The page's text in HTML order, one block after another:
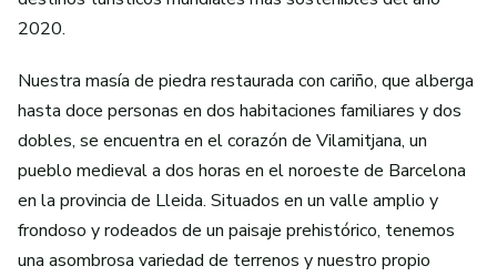
2020.
Nuestra masía de piedra restaurada con cariño, que alberga
hasta doce personas en dos habitaciones familiares y dos
dobles, se encuentra en el corazón de Vilamitjana, un
pueblo medieval a dos horas en el noroeste de Barcelona
en la provincia de Lleida. Situados en un valle amplio y
frondoso y rodeados de un paisaje prehistórico, tenemos
una asombrosa variedad de terrenos y nuestro propio